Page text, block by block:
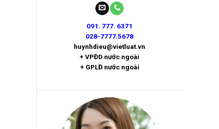
091. 777. 6371
028-7777.5678
huynhdieu@vietluat.vn
+ VPĐD nước ngoài
+ GPLĐ nước ngoài